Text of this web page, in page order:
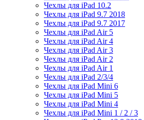
Чехлы для iPad 10.2
Чехлы для iPad 9.7 2018
Чехлы для iPad 9.7 2017
Чехлы для iPad Air 5
Чехлы для iPad Air 4
Чехлы для iPad Air 3
Чехлы для iPad Air 2
Чехлы для iPad Air 1
Чехлы для iPad 2/3/4
Чехлы для iPad Mini 6
Чехлы для iPad Mini 5
Чехлы для iPad Mini 4
Чехлы для iPad Mini 1 / 2 / 3